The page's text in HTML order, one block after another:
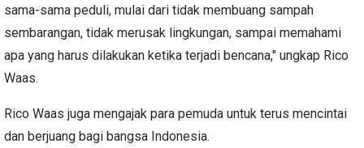
sama-sama peduli, mulai dari tidak membuang sampah
sembarangan, tidak merusak lingkungan, sampai memahami
apa yang harus dilakukan ketika terjadi bencana," ungkap Rico
Waas.
Rico Waas juga mengajak para pemuda untuk terus mencintai
dan berjuang bagi bangsa Indonesia.